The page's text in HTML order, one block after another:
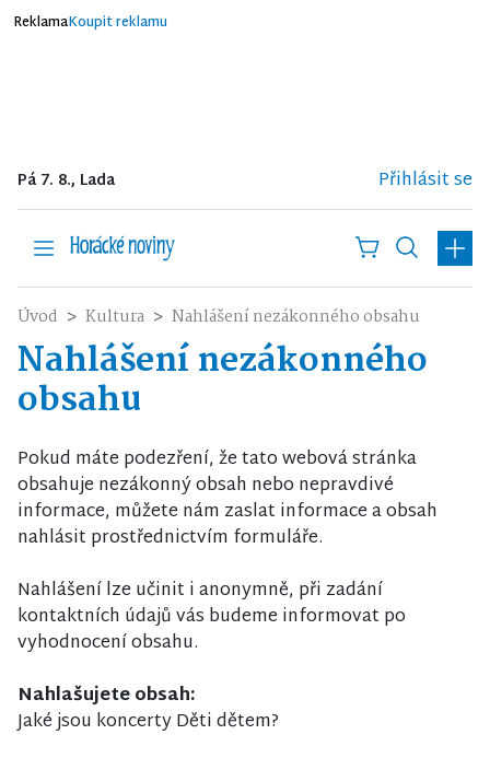
ReklamaKoupit reklamu
Pá 7. 8., Lada Přihlásit se
Úvod Kultura Nahlášení nezákonného obsahu
Nahlášení nezákonného
obsahu
Pokud máte podezření, že tato webová stránka
obsahuje nezákonný obsah nebo nepravdivé
informace, můžete nám zaslat informace a obsah
nahlásit prostřednictvím formuláře.
Nahlášení lze učinit i anonymně, při zadání
kontaktních údajů vás budeme informovat po
vyhodnocení obsahu.
Nahlašujete obsah:
Jaké jsou koncerty Děti dětem?